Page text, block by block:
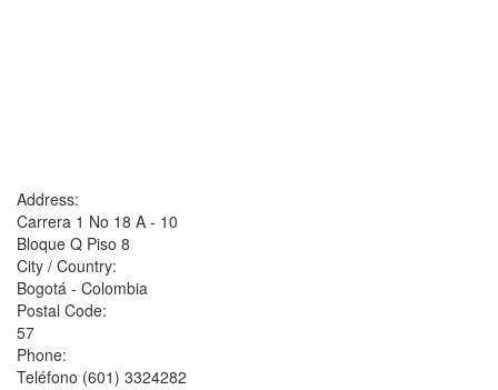
Address:
Carrera 1 No 18 A - 10
Bloque Q Piso 8
City / Country:
Bogotá - Colombia
Postal Code:
57
Phone:
Teléfono (601) 3324282